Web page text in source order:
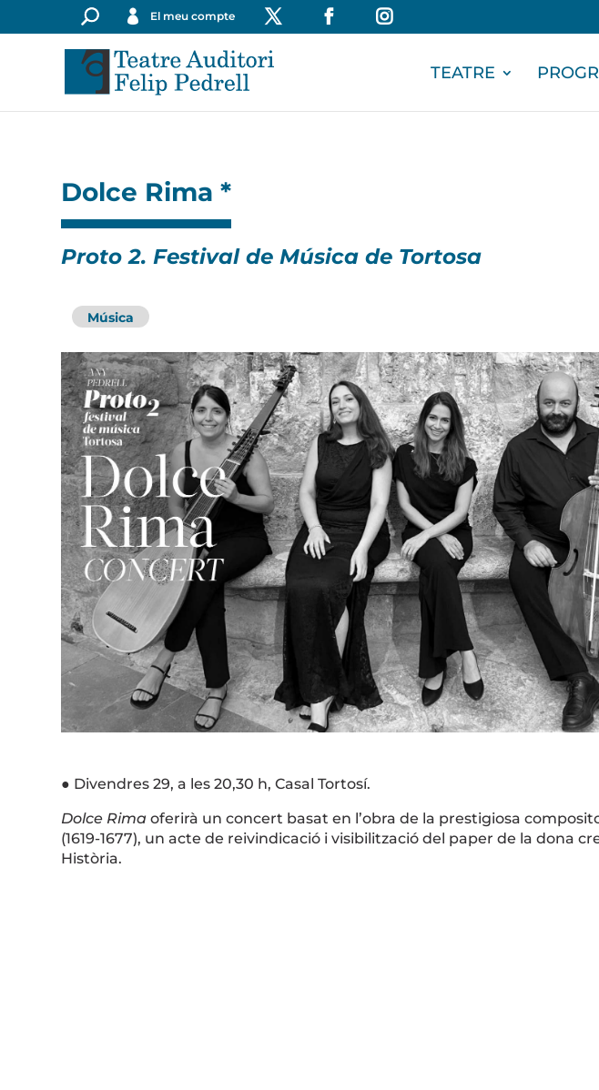
El meu compte
TEATRE
Dolce Rima *
Proto 2. Festival de Música de Tortosa
Música
● Divendres 29, a les 20,30 h, Casal Tortosí.
Dolce Rima oferirà un concert basat en l’obra de la prestigiosa
(1619-1677), un acte de reivindicació i visibilització del paper de la dona
Història.